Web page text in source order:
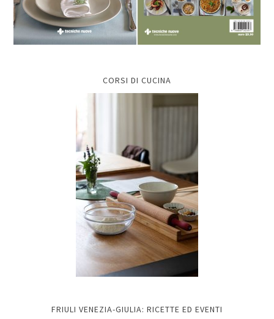
CORSI DI CUCINA
FRIULI VENEZIA-GIULIA: RICETTE ED EVENTI